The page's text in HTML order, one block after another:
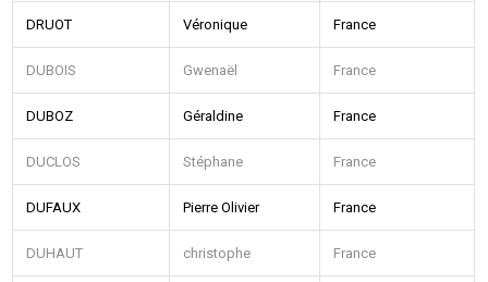
DRUOT Véronique France
DUBOIS Gwenaël France
DUBOZ Géraldine France
DUCLOS Stéphane France
DUFAUX Pierre Olivier France
DUHAUT christophe France